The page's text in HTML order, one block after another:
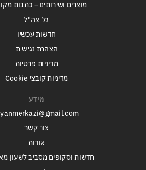
מוצרים ושירותים – כתבות
גלי צה"ל
חדשות עכשיו
הצהרת נגישות
מדיניות פרטיות
מדיניות קובצי Cookie
מידע
צור קשר
אודות
חדשות וסקופים מסביב לשעון מאז